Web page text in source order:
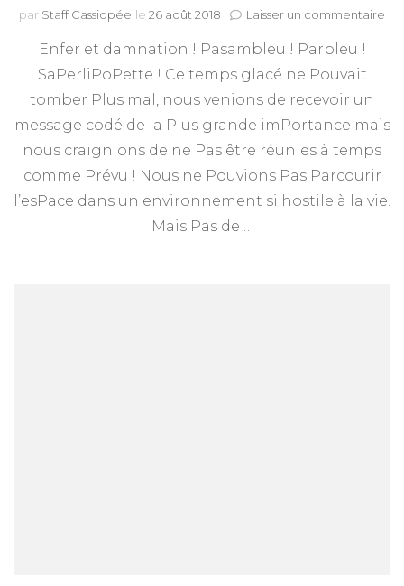
par Staff Cassiopée le 26 août 2018 Laisser un commentaire
3
Enfer et damnation ! Pasambleu ! Parbleu !
SaPerliPoPette ! Ce temps glacé ne Pouvait
tomber Plus mal, nous venions de recevoir un
message codé de la Plus grande imPortance mais
nous craignions de ne Pas être réunies à temps
comme Prévu ! Nous ne Pouvions Pas Parcourir
l’esPace dans un environnement si hostile à la vie.
Mais Pas de …